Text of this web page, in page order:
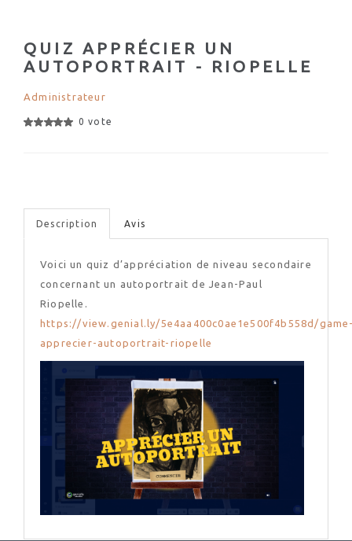
QUIZ APPRÉCIER UN
AUTOPORTRAIT - RIOPELLE
Administrateur
0 vote
Description Avis
Voici un quiz d’appréciation de niveau secondaire
concernant un autoportrait de Jean-Paul
Riopelle.
https://view.genial.ly/5e4aa400c0ae1e500f4b558d/
apprecier-autoportrait-riopelle